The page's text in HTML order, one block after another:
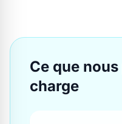
Ce que
charge